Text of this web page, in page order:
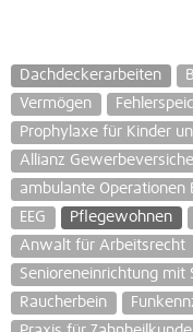
Dachdeckerarbeiten
Vermögen
Prophylaxe für Kinder
Allianz
ambulante Operationen
EEG
Pflegewohnen
Anwalt für Arbeitsrecht
Senioreneinrichtung mit
Raucherbein